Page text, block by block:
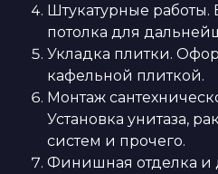
Штукатурные
потолка для
Укладка плитки.
кафельной плиткой.
Монтаж
Установка унитаза,
систем и прочего.
Финишная отделка и